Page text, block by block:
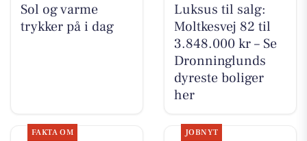
Sol og varme
trykker på i dag
Luksus til salg:
Moltkesvej 82 til
3.848.000 kr – Se
Dronninglunds
dyreste boliger
her
FAKTA OM JOBNYT